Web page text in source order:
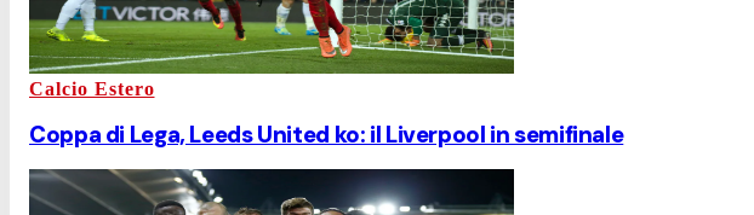
Calcio Estero
Coppa di Lega, Leeds United ko: il Liverpool in semifinale